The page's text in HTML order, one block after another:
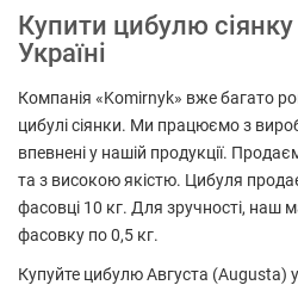
Купити цибулю
Україні
Компанія «Komirnyk» вже багато
цибулі сіянки. Ми працюємо з
впевнені у нашій продукції.
та з високою якістю. Цибуля
фасовці 10 кг. Для зручності, наш
фасовку по 0,5 кг.
Купуйте цибулю Августа (Augusta)